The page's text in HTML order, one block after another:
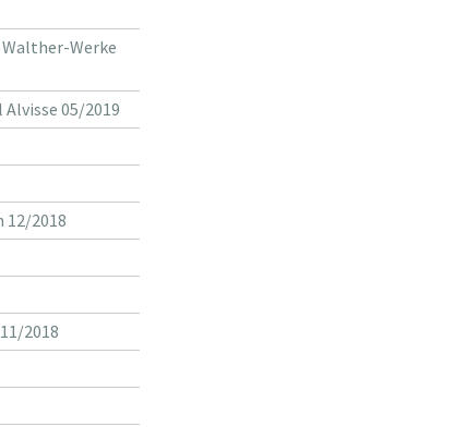
Werke
05/2019
2018
2018